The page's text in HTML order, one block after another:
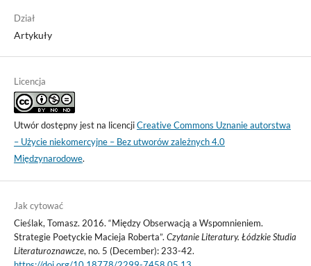
Dział
Artykuły
Licencja
Utwór dostępny jest na licencjiCreative Commons Uznanie autorstwa
– Użycie niekomercyjne – Bez utworów zależnych 4.0
Międzynarodowe.
Jak cytować
Cieślak, Tomasz. 2016. “Między Obserwacją a Wspomnieniem.
Strategie Poetyckie Macieja Roberta”. Czytanie Literatury. Łódzkie Studia
Literaturoznawcze, no. 5 (December): 233-42.